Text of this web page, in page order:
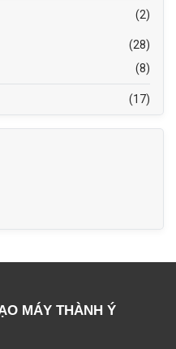
(2)
(28)
(8)
(17)
MÁY THÀNH Ý